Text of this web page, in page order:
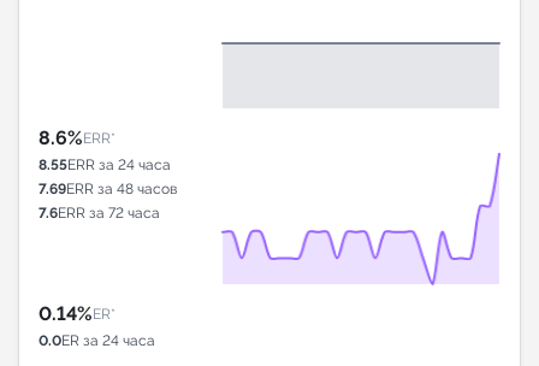
8.6%ERR*
8.55ERR за 24 часа
7.69ERR за 48 часов
7.6ERR за 72 часа
0.14%ER*
0.0ER за 24 часа